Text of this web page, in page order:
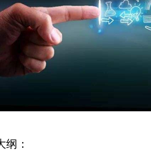
：